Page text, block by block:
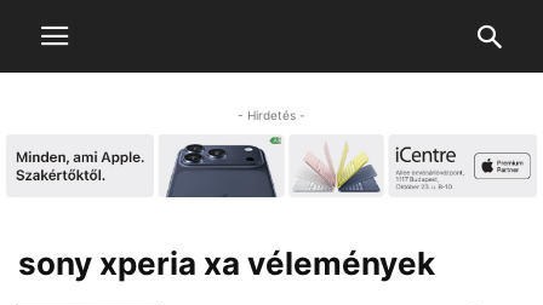
- Hirdetés -
sony xperia xa vélemények